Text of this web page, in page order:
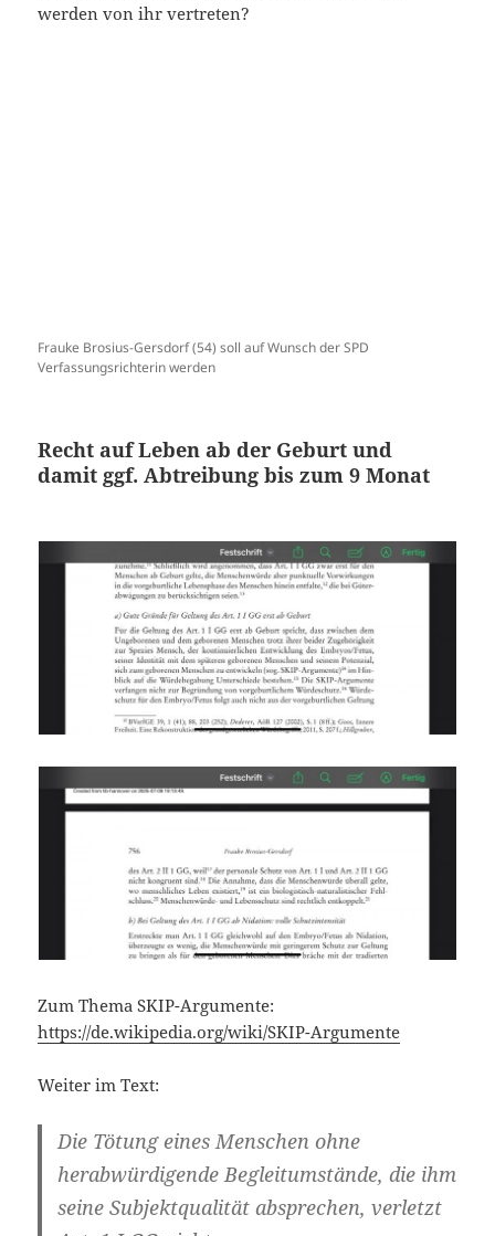
werden von ihr vertreten?
Frauke Brosius-Gersdorf (54) soll auf Wunsch der SPD
Verfassungsrichterin werden
Recht auf Leben ab der Geburt und
damit ggf. Abtreibung bis zum 9 Monat
Zum Thema SKIP-Argumente:
https://de.wikipedia.org/wiki/SKIP-Argumente
Weiter im Text:
Die Tötung eines Menschen ohne
herabwürdigende Begleitumstände, die ihm
seine Subjektqualität absprechen, verletzt